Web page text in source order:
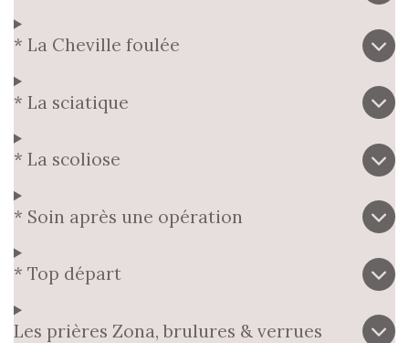
* La Cheville foulée
* La sciatique
* La scoliose
* Soin après une opération
* Top départ
Les prières Zona, brulures & verrues